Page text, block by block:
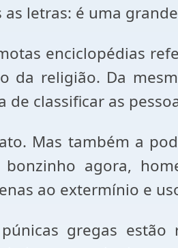
letras: é uma
enciclopédias
da religião. Da
classificar as
Mas também a
agora,
ao extermínio e
gregas